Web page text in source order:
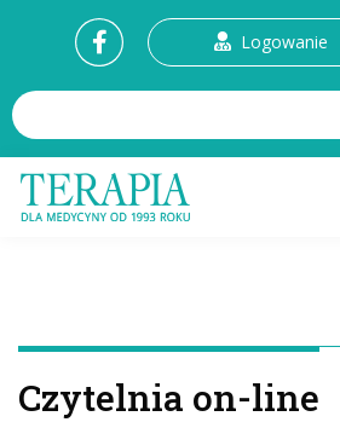
Logowanie
Czytelnia on-line